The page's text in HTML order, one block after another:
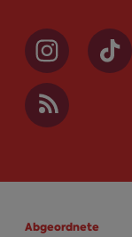
Abgeordnete